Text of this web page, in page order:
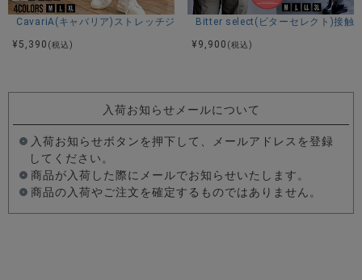
CavariA(キャバリア)ストレッチジョッパーパンツ/全4色
¥ 5,390 (税込)
Bitter select(ビターセレクト)接触
¥ 9,900 (税込)
入荷お知らせメールについて
入荷お知らせボタンを押下して、メールアドレスを登録
してください。
商品が入荷した際にメールでお知らせいたします。
商品の入荷やご注文を確定するものではありません。